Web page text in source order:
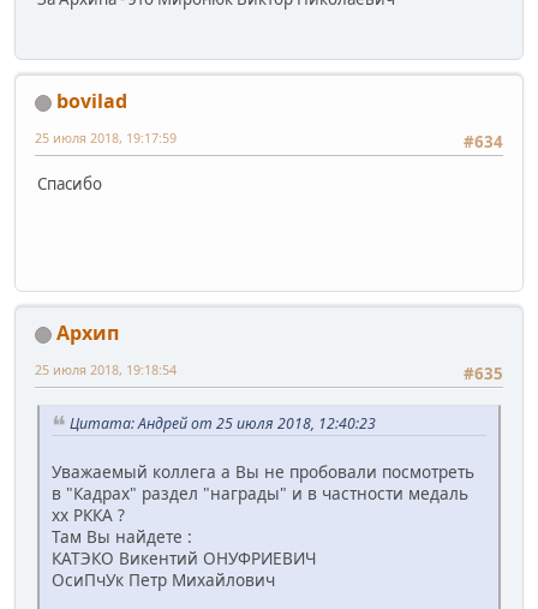
bovilad
#634
25 июля 2018, 19:17:59
Спасибо
Архип
#635
25 июля 2018, 19:18:54
Цитата: Андрей от 25 июля 2018, 12:40:23
Уважаемый коллега а Вы не пробовали посмотреть
в "Кадрах" раздел "награды" и в частности медаль
хх РККА ?
Там Вы найдете :
КАТЭКО Викентий ОНУФРИЕВИЧ
ОсиПчУк Петр Михайлович